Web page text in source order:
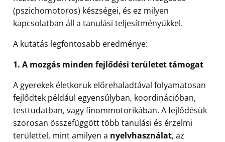
(pszichomotoros) készségei, és ez milyen
kapcsolatban áll a tanulási teljesítményükkel.
A kutatás legfontosabb eredménye:
1. A mozgás minden fejlődési területet támogat
A gyerekek életkoruk előrehaladtával folyamatosan
fejlődtek például egyensúlyban, koordinációban,
testtudatban, vagy finommotorikában. A fejlődésük
szorosan összefüggött több tanulási és érzelmi
területtel, mint amilyen a nyelvhasználat, az